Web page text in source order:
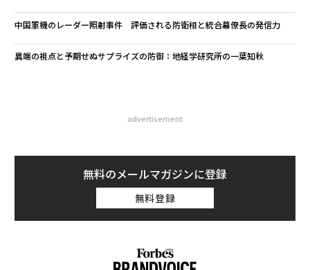
中国軍機のレーダー照射事件 評価される防衛相と統合幕僚長の発信力
異端の視点と予期せぬサプライズの防御：地経学研究所の一葉知秋
advertisement
無料のメールマガジンに登録
無料登録